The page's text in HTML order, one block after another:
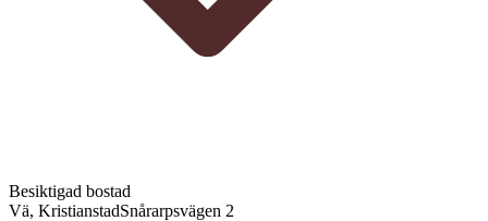
Besiktigad bostad
Vä, KristianstadSnårarpsvägen 2